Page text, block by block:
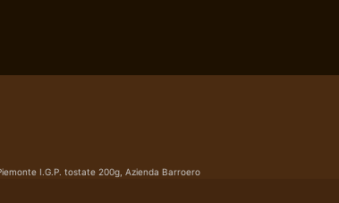
I.G.P. tostate 200g, Azienda Barroero